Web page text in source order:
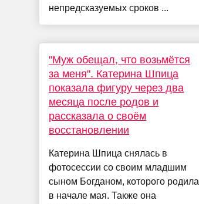
непредсказуемых сроков ...
"Муж обещал, что возьмётся
за меня". Катерина Шпица
показала фигуру через два
месяца после родов и
рассказала о своём
восстановлении
Катерина Шпица снялась в
фотосессии со своим младшим
сыном Богданом, которого родила
в начале мая. Также она